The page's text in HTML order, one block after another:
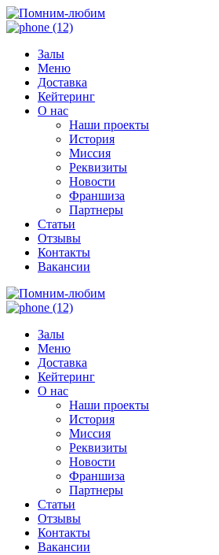
Залы
Меню
Доставка
Кейтеринг
О нас
Наши проекты
История
Миссия
Реквизиты
Новости
Франшиза
Партнеры
Статьи
Отзывы
Контакты
Вакансии
Залы
Меню
Доставка
Кейтеринг
О нас
Наши проекты
История
Миссия
Реквизиты
Новости
Франшиза
Партнеры
Статьи
Отзывы
Контакты
Вакансии